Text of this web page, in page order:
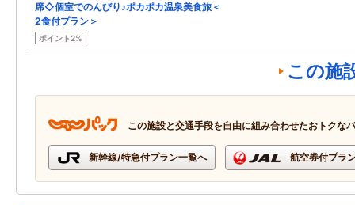
席◇個室でのんびり♪ポカポカ温泉美食旅＜
2食付プラン＞
ポイント2%
この施
この施設と交通手段を自由に組み合わせたおトクな
新幹線/特急付プラン一覧へ 航空券付プラ